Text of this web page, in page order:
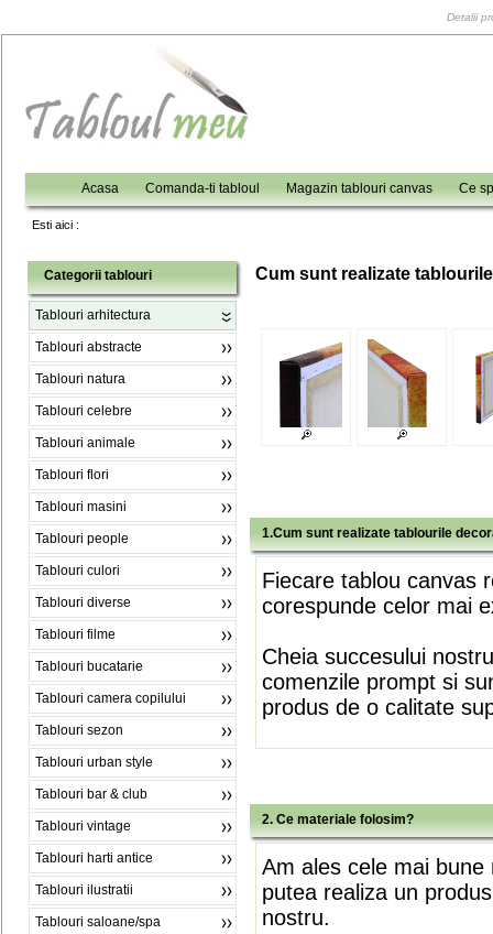
Detalii
Acasa Comanda-ti tabloul Magazin tablouri canvas Ce
Esti aici :
Categorii tablouri
Tablouri arhitectura
Tablouri abstracte
Tablouri natura
Tablouri celebre
Tablouri animale
Tablouri flori
Tablouri masini
Tablouri people
Tablouri culori
Tablouri diverse
Tablouri filme
Tablouri bucatarie
Tablouri camera copilului
Tablouri sezon
Tablouri urban style
Tablouri bar & club
Tablouri vintage
Tablouri harti antice
Tablouri ilustratii
Tablouri saloane/spa
Cum sunt realizate
1.Cum sunt realizate tablourile
Fiecare tablou canvas
corespunde celor mai
Cheia succesului
comenzile prompt si
produs de o calitate
2. Ce materiale folosim?
Am ales cele mai
putea realiza un
nostru.